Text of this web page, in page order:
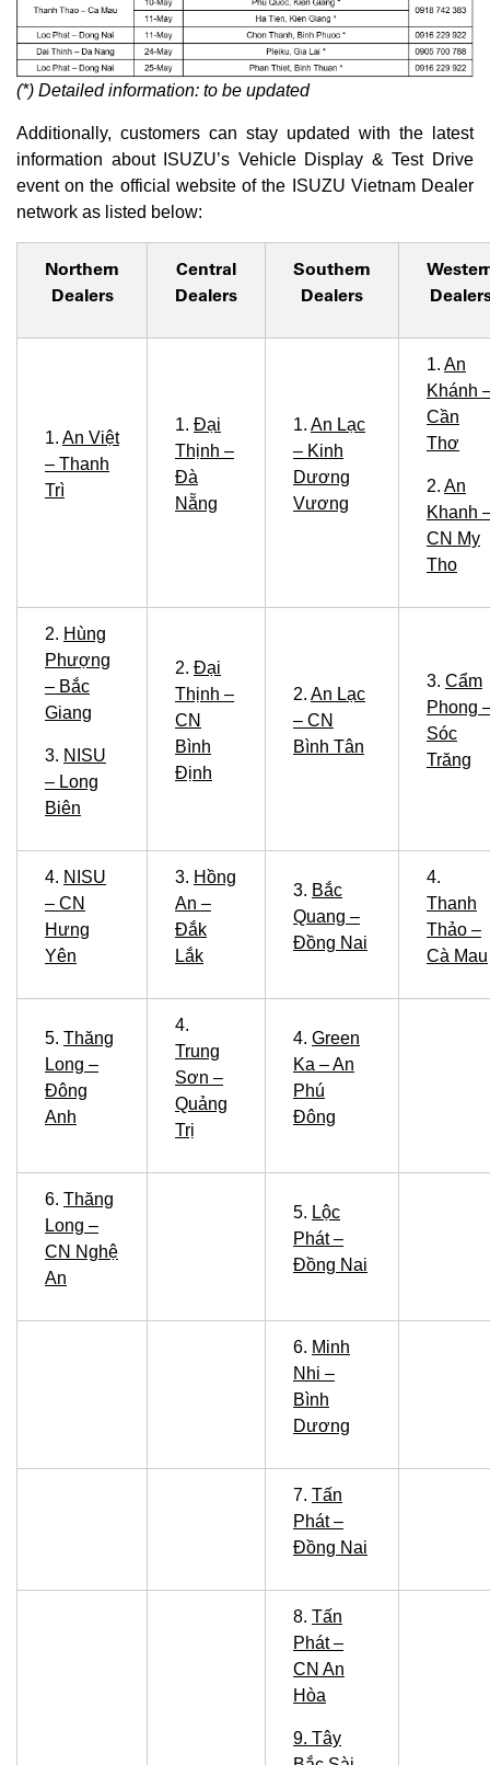
(*) Detailed information: to be updated
Additionally, customers can stay updated with the latest
information about ISUZU’s Vehicle Display & Test Drive
event on the official website of the ISUZU Vietnam Dealer
network as listed below:
Northern
Dealers
Central
Dealers
Southern
Dealers
1. An Việt
– Thanh
Trì
1. Đại
Thịnh –
Đà
Nẵng
1. An Lạc
– Kinh
Dương
Vương
1. An
Khánh
Cần
Thơ
2. An
Khanh
CN My
Tho
2. Hùng
Phượng
– Bắc
Giang
3. NISU
– Long
Biên
2. Đại
Thịnh –
CN
Bình
Định
2. An Lạc
– CN
Bình Tân
3. Cẩm
Phong
Sóc
Trăng
4. NISU
– CN
Hưng
Yên
3. Hồng
An –
Đắk
Lắk
3. Bắc
Quang –
Đồng Nai
4.
Thanh
Thảo –
Cà Mau
5. Thăng
Long –
Đông
Anh
4.
Trung
Sơn –
Quảng
Trị
4. Green
Ka – An
Phú
Đông
6. Thăng
Long –
CN Nghệ
An
5. Lộc
Phát –
Đồng Nai
6. Minh
Nhi –
Bình
Dương
7. Tấn
Phát –
Đồng Nai
8. Tấn
Phát –
CN An
Hòa
9. Tây